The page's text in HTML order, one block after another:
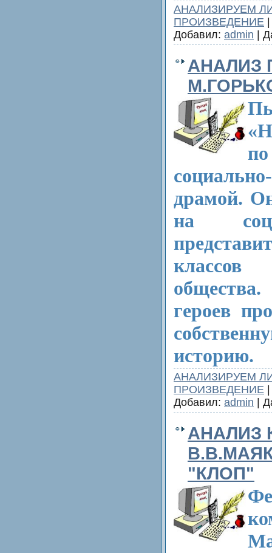
АНАЛИЗИРУЕМ
ПРОИЗВЕДЕНИЕ
Добавил: admin |
АНАЛИЗ
драмой.
на
героев
историю.
АНАЛИЗИРУЕМ
ПРОИЗВЕДЕНИЕ
Добавил: admin |
АНАЛИЗ
"КЛОП"